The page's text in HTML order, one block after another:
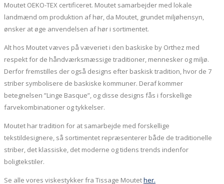
Moutet OEKO-TEX certificeret. Moutet samarbejder med lokale
landmænd om produktion af hør, da Moutet, grundet miljøhensyn,
ønsker at øge anvendelsen af hør i sortimentet.
Alt hos Moutet væves på væveriet i den baskiske by Orthez med
respekt for de håndværksmæssige traditioner, mennesker og miljø.
Derfor fremstilles der også designs efter baskisk tradition, hvor de 7
striber symbolisere de baskiske kommuner. Deraf kommer
betegnelsen ”Linge Basque”, og disse designs fås i forskellige
farvekombinationer og tykkelser.
Moutet har tradition for at samarbejde med forskellige
tekstildesignere, så sortimentet repræsenterer både de traditionelle
striber, det klassiske, det moderne og tidens trends indenfor
boligtekstiler.
Se alle vores viskestykker fra Tissage Moutether.